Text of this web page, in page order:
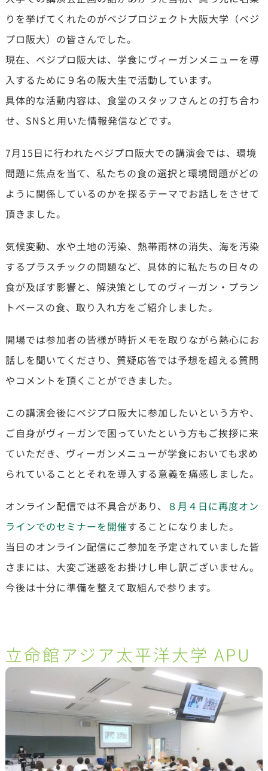
りを挙げてくれたのがベジプロジェクト大阪大学（ベジ
プロ阪大）の皆さんでした。
現在、ベジプロ阪大は、学食にヴィーガンメニューを導
入するために９名の阪大生で活動しています。
具体的な活動内容は、食堂のスタッフさんとの打ち合わ
せ、SNSと用いた情報発信などです。
7月15日に行われたベジプロ阪大での講演会では、環境
問題に焦点を当て、私たちの食の選択と環境問題がどの
ように関係しているのかを探るテーマでお話しをさせて
頂きました。
気候変動、水や土地の汚染、熱帯雨林の消失、海を汚染
するプラスチックの問題など、具体的に私たちの日々の
食が及ぼす影響と、解決策としてのヴィーガン・プラン
トベースの食、取り入れ方をご紹介しました。
開場では参加者の皆様が時折メモを取りながら熱心にお
話しを聞いてくださり、質疑応答では予想を超える質問
やコメントを頂くことができました。
この講演会後にベジプロ阪大に参加したいという方や、
ご自身がヴィーガンで困っていたという方もご挨拶に来
ていただき、ヴィーガンメニューが学食においても求め
られていることとそれを導入する意義を痛感しました。
オンライン配信では不具合があり、 ８月４日に再度オン
ラインでのセミナーを開催することになりました。
当日のオンライン配信にご参加を予定されていました皆
さまには、大変ご迷惑をお掛けし申し訳ございません。
今後は十分に準備を整えて取組んで参ります。
立命館アジア太平洋大学 APU